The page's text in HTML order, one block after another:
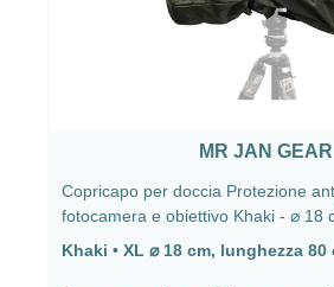
MR JAN GEAR
Copricapo per doccia Protezione
fotocamera e obiettivo Khaki - ⌀ 18
cm
Khaki • XL ⌀ 18 cm, lunghezza 80